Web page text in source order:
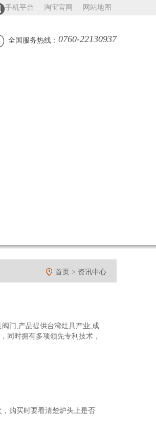
手机平台 淘宝官网 网站地图
全国服务热线： 0760-22130937
 首页 > 资讯中心
门,产品提供台湾灶具产业,成
同时拥有多项领先专利技术，
购买时要看清楚炉头上是否